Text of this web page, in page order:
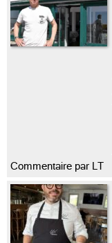
Commentaire par LT